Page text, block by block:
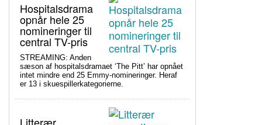
Hospitalsdrama
opnår hele 25
nomineringer til
central TV-pris
STREAMING: Anden
sæson af hospitalsdramaet ‘The Pitt’ har opnået
intet mindre end 25 Emmy-nomineringer. Heraf
er 13 i skuespillerkategorierne.